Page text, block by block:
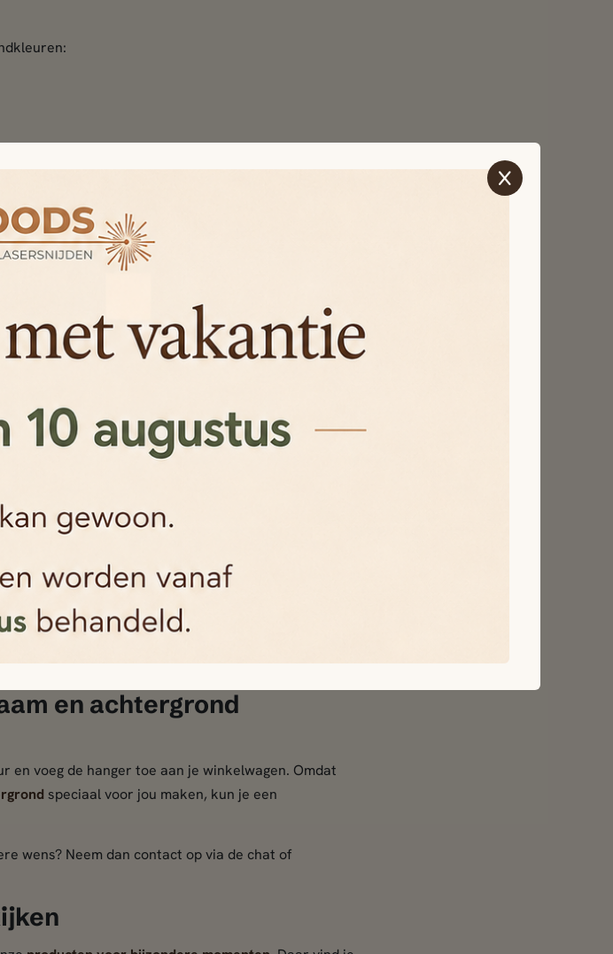
kleur zorgvuldig voordat je de bestelling afrondt. We
hondenliefhebbers
nieuwe pup of een kleine verrassing voor een
en het natuurlijke hout maakt het een persoonlijk
ze daarna samen met de gekozen
de nerf, tint en structuur per exemplaar iets
hanger een eigen uitstraling.
het niet als hondenpenning en bevestig het niet
en achtergrond
en voeg de hanger toe aan je winkelwagen. Omdat
speciaal voor jou maken, kun je een
wens? Neem dan contact op via de chat of